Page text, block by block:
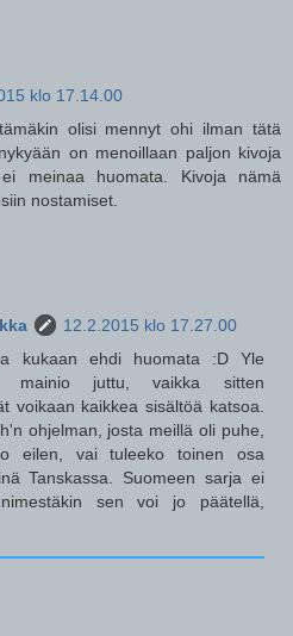
klo 17.14.00
olisi mennyt ohi ilman tätä
on menoillaan paljon kivoja
meinaa huomata. Kivoja nämä
nostamiset.
12.2.2015 klo 17.27.00
kukaan ehdi huomata :D Yle
mainio juttu, vaikka sitten
voikaan kaikkea sisältöä katsoa.
ohjelman, josta meillä oli puhe,
eilen, vai tuleeko toinen osa
Tanskassa. Suomeen sarja ei
sen voi jo päätellä,